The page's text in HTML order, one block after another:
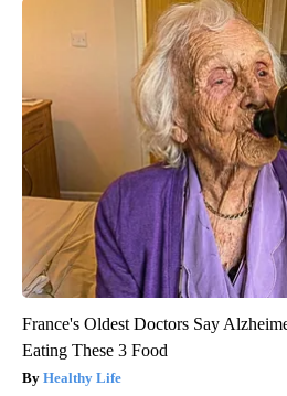
France's Oldest Doctors Say
Eating These 3 Food
Healthy Life